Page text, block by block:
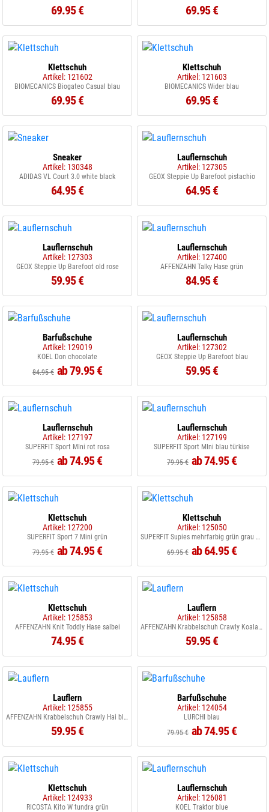
69.95 € 69.95 €
Klettschuh
Artikel: 121602
BIOMECANICS Biogateo Casual blau
69.95 €
Klettschuh
Artikel: 121603
BIOMECANICS Wider blau
69.95 €
Sneaker
Artikel: 130348
ADIDAS VL Court 3.0 white black
64.95 €
Lauflernschuh
Artikel: 127305
GEOX Steppie Up Barefoot pistachio
64.95 €
Lauflernschuh
Artikel: 127303
GEOX Steppie Up Barefoot old rose
59.95 €
Lauflernschuh
Artikel: 127400
AFFENZAHN Talky Hase grün
84.95 €
Barfußschuhe
Artikel: 129019
KOEL Don chocolate
84.95 € ab 79.95 €
Lauflernschuh
Artikel: 127302
GEOX Steppie Up Barefoot blau
59.95 €
Lauflernschuh
Artikel: 127197
SUPERFIT Sport MIni rot rosa
79.95 € ab 74.95 €
Lauflernschuh
Artikel: 127199
SUPERFIT Sport MIni blau türkise
79.95 € ab 74.95 €
Klettschuh
Artikel: 127200
SUPERFIT Sport 7 Mini grün
79.95 € ab 74.95 €
Klettschuh
Artikel: 125050
SUPERFIT Supies mehrfarbig grün grau blau
69.95 € ab 64.95 €
Klettschuh
Artikel: 125853
AFFENZAHN Knit Toddly Hase salbei
74.95 €
Lauflern
Artikel: 125858
AFFENZAHN Krabbelschuh Crawly Koala rosa
59.95 €
Lauflern
Artikel: 125855
AFFENZAHN Krabbelschuh Crawly Hai blau
59.95 €
Barfußschuhe
Artikel: 124054
LURCHI blau
79.95 € ab 74.95 €
Klettschuh
Artikel: 124933
RICOSTA Kito W tundra grün
Lauflernschuh
Artikel: 126081
KOEL Traktor blue